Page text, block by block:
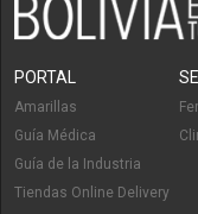
PORTAL
Amarillas
Guía Médica
Guía de la Industria
Tiendas Online Delivery